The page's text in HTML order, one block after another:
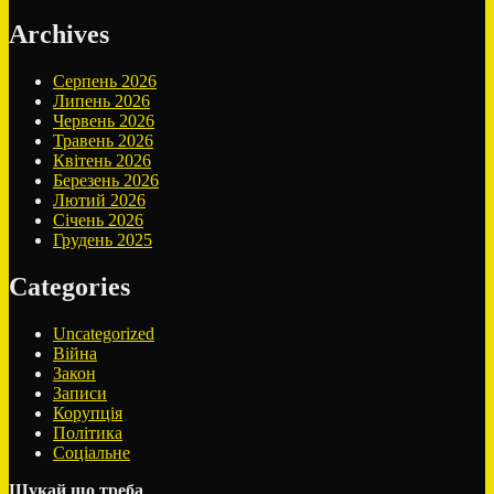
Archives
Серпень 2026
Липень 2026
Червень 2026
Травень 2026
Квітень 2026
Березень 2026
Лютий 2026
Січень 2026
Грудень 2025
Categories
Uncategorized
Війна
Закон
Записи
Корупція
Політика
Соціальне
Шукай що треба